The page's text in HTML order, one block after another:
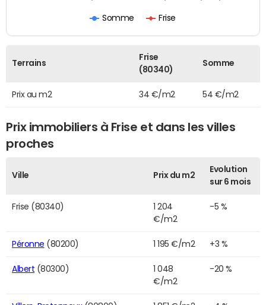
Somme Frise
Terrains
Frise
(80340)
Somme
Prix au m2 34 €/m2 54 €/m2
Prix immobiliers à Frise et dans les villes
proches
Ville Prix du m2
Evolution
sur 6 mois
Frise (80340)
1 204
€/m2
-5 %
Péronne (80200) 1 195 €/m2 +3 %
Albert (80300)
1 048
€/m2
-20 %